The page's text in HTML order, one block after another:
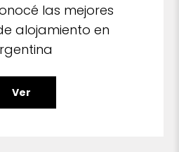
las mejores
alojamiento en
Ver